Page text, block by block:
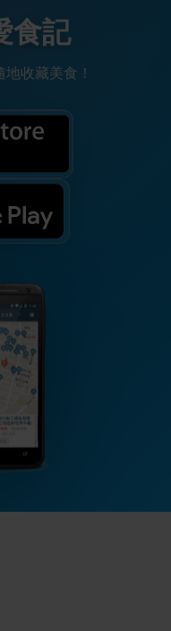
食記
收藏美食！